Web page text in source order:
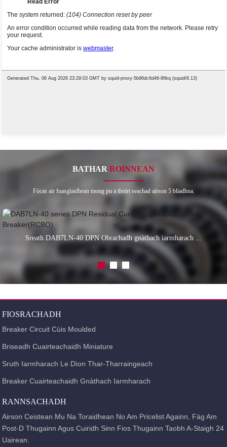
BATHAR ROINNEAN
Fòcas air fuasglaidhean mong pu a thoirt seachad airson 5 bliadhna.
Sreath DAB7LN-40 DPN Obrachadh gnàthach iarmharach ...
FIOSRACHADH
Breaker Circuit Cùis Moulded
Briseadh Cuairteachaidh Miniature
Sruth Iarmharach Le Dìon Thar-Tharraingeach
Breaker Cuairteachaidh Gnàthach Iarmharach
RANNSACHADH
Airson Ceistean Mu Na Toraidhean No Am Pricelist Againn, Fàg Am
Post-D Thugainn Agus Cuiridh Sinn Fios Thugainn Taobh A-Staigh 24
Uairean.